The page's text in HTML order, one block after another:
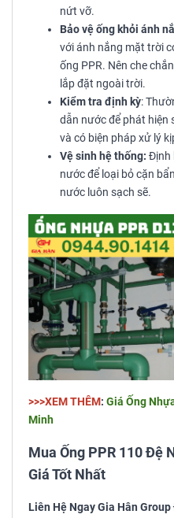
nứt vỡ.
Bảo vệ ống khỏi ánh
với ánh nắng mặt trời
ống PPR. Nên che
lắp đặt ngoài trời.
Kiểm tra định kỳ:
dẫn nước để phát hiện
và có biện pháp xử lý
Vệ sinh hệ thống: Định
nước để loại bỏ cặn
nước luôn sạch sẽ.
>>>XEM THÊM: Giá Ống
Minh
Mua Ống PPR 110 Đệ
Giá Tốt Nhất
Liên Hệ Ngay Gia Hân